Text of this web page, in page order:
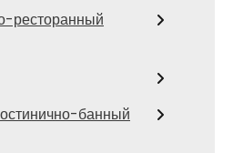
ресторанный
банный